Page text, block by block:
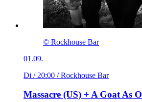
© Rockhouse Bar
01.09.
Di / 20:00 / Rockhouse Bar
Massacre (US) + A Goat As